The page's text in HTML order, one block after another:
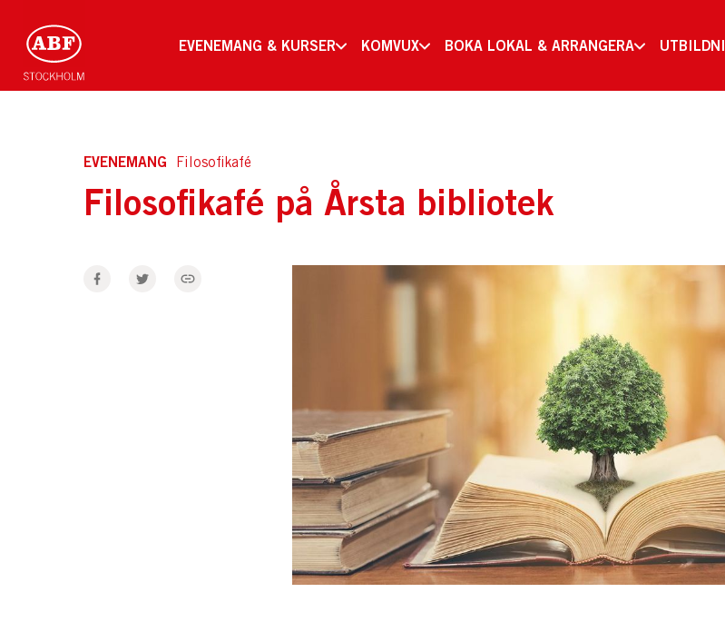
EVENEMANG & KURSER KOMVUX BOKA LOKAL & ARRANGERA
EVENEMANG Filosofikafé
Filosofikafé på Årsta bibliotek